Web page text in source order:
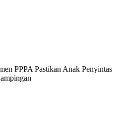
PPPA Pastikan Anak Penyintas